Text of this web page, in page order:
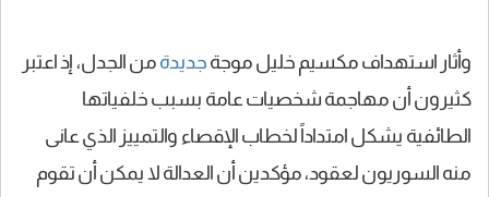
وأثار استهداف مكسيم خليل موجة جديدة من الجدل، إذ اعتبر
كثيرون أن مهاجمة شخصيات عامة بسبب خلفياتها
الطائفية يشكل امتداداً لخطاب الإقصاء والتمييز الذي عانى
منه السوريون لعقود، مؤكدين أن العدالة لا يمكن أن تقوم